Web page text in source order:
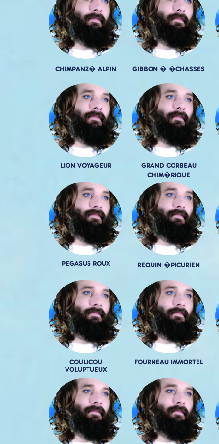
CHIMPANZ� ALPIN GIBBON � �CHASSES
LION VOYAGEUR
GRAND CORBEAU
CHIM�RIQUE
PEGASUS ROUX REQUIN �PICURIEN
COULICOU
VOLUPTUEUX
FOURNEAU IMMORTEL